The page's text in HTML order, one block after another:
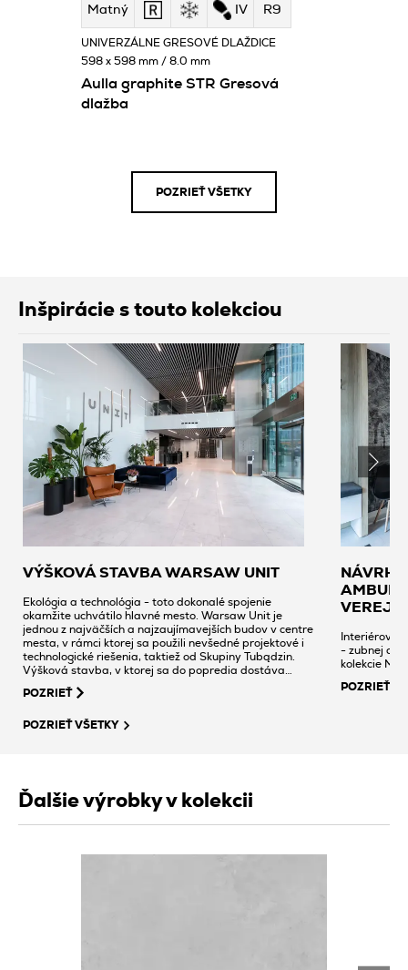
Matný IV R9
Aulla graphite STR Gresová
dlažba
UNIVERZÁLNE GRESOVÉ DLAŽDICE
598 x 598 mm / 8.0 mm
POZRIEŤ VŠETKY
Inšpirácie s touto kolekciou
VÝŠKOVÁ STAVBA WARSAW UNIT
Ekológia a technológia - toto dokonalé spojenie
okamžite uchvátilo hlavné mesto. Warsaw Unit je
jednou z najväčších a najzaujímavejších budov v centre
mesta, v rámci ktorej sa použili nevšedné projektové i
technologické riešenia, taktiež od Skupiny Tubądzin.
Výšková stavba, v ktorej sa do popredia dostáva
materiálov na finálnu úpravu, prináša 57 tis. metrov
na 45 poschodiach.
POZRIEŤ
NÁVRH
Interiérový
- zubnej
kolekcie
POZRIEŤ
POZRIEŤ VŠETKY
Ďalšie výrobky v kolekcii